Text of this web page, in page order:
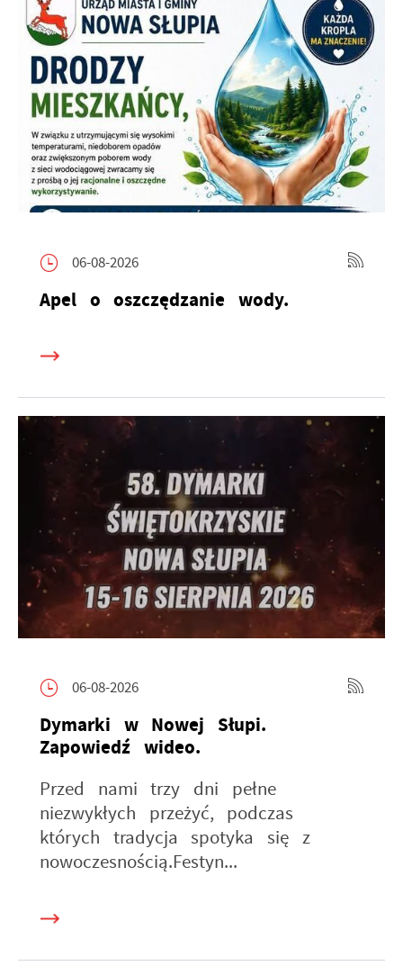
06-08-2026
Apel o oszczędzanie wody.
06-08-2026
Dymarki w Nowej Słupi.
Zapowiedź wideo.
Przed nami trzy dni pełne
niezwykłych przeżyć, podczas
których tradycja spotyka się z
nowoczesnością.Festyn...